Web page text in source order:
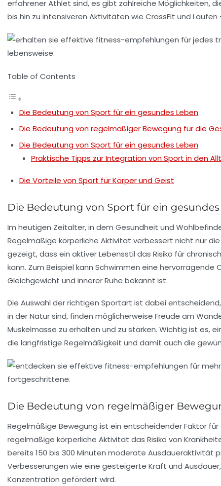
erfahrener Athlet sind, es gibt zahlreiche Möglichkeiten,
bis hin zu intensiveren Aktivitäten wie CrossFit und Läufen
Table of Contents
Die Bedeutung von Sport für ein gesundes Leben
Die Bedeutung von regelmäßiger Bewegung für die
Die Bedeutung von Sport für ein gesundes Leben
Praktische Tipps zur Integration von Sport in den
Die Vorteile von Sport für Körper und Geist
Die Bedeutung von Sport für ein
Im heutigen Zeitalter, in dem Gesundheit und
Regelmäßige körperliche Aktivität verbessert nicht nur
gezeigt, dass ein aktiver Lebensstil das Risiko für
kann. Zum Beispiel kann Schwimmen eine hervorragende
Gleichgewicht und innerer Ruhe bekannt ist.
Die Auswahl der richtigen Sportart ist dabei
in der Natur sind, finden möglicherweise Freude am
Muskelmasse zu erhalten und zu stärken. Wichtig ist es,
die langfristige Regelmäßigkeit und damit auch die
Die Bedeutung von regelmäßiger
Regelmäßige Bewegung ist ein entscheidender Faktor
regelmäßige körperliche Aktivität das Risiko von
bereits 150 bis 300 Minuten moderate Ausdaueraktivität
Verbesserungen wie eine gesteigerte Kraft und Ausdauer
Konzentration gefördert wird.